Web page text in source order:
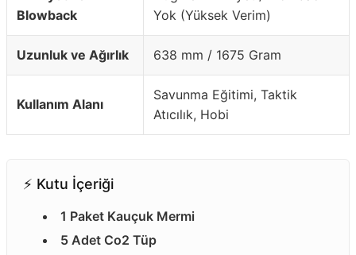
Blowback
Yok (Yüksek Verim)
Uzunluk ve Ağırlık 638 mm / 1675 Gram
Kullanım Alanı
Savunma Eğitimi, Taktik
Atıcılık, Hobi
⚡️ Kutu İçeriği
1 Paket Kauçuk Mermi
5 Adet Co2 Tüp